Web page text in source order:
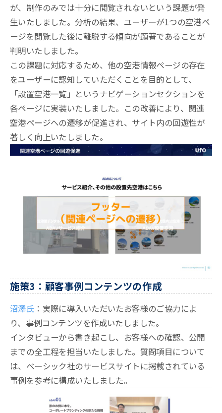
が、制作のみでは十分に閲覧されないという課題が発
生いたしました。分析の結果、ユーザーが1つの空港ペ
ージを閲覧した後に離脱する傾向が顕著であることが
判明いたしました。
この課題に対応するため、他の空港情報ページの存在
をユーザーに認知していただくことを目的として、
「設置空港一覧」というナビゲーションセクションを
各ページに実装いたしました。この改善により、関連
空港ページへの遷移が促進され、サイト内の回遊性が
著しく向上いたしました。
施策3：顧客事例コンテンツの作成
沼澤氏 ：実際に導入いただいたお客様のご協力によ
り、事例コンテンツを作成いたしました。
インタビューから書き起こし、お客様への確認、公開
までの全工程を担当いたしました。質問項目について
は、ベーシック社のサービスサイトに掲載されている
事例を参考に構成いたしました。